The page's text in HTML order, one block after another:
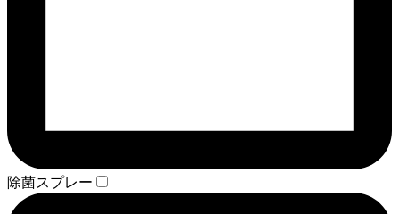
除菌スプレー